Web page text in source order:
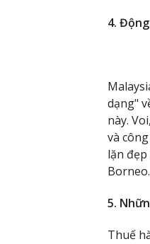
4.
dạng"
này.
và
lặn
Borneo.
5.
Thuế